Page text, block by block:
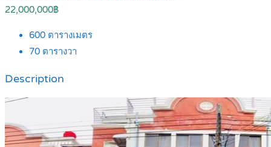
22,000,000฿
600 ตารางเมตร
70 ตารางวา
Description